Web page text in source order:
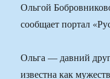
Ольгой
сообщает портал
Ольга — давний
известна как